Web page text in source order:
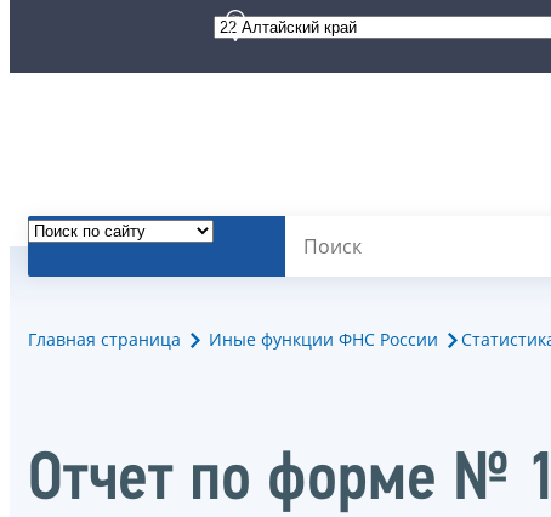
Главная страница Иные функции ФНС России
Отчет по форме №